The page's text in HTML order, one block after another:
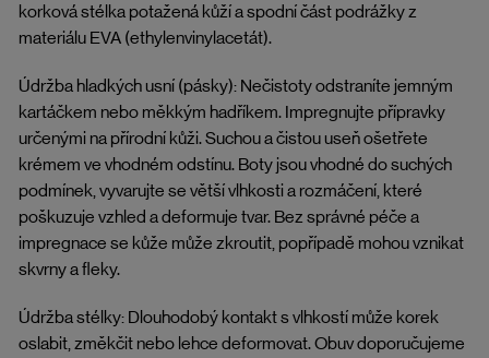
korková stélka potažená kůží a spodní část podrážky z
materiálu EVA (ethylenvinylacetát).
Údržba hladkých usní (pásky): Nečistoty odstraníte jemným
kartáčkem nebo měkkým hadříkem. Impregnujte přípravky
určenými na přírodní kůži. Suchou a čistou useň ošetřete
krémem ve vhodném odstínu. Boty jsou vhodné do suchých
podmínek, vyvarujte se větší vlhkosti a rozmáčení, které
poškuzuje vzhled a deformuje tvar. Bez správné péče a
impregnace se kůže může zkroutit, popřípadě mohou vznikat
skvrny a fleky.
Údržba stélky: Dlouhodobý kontakt s vlhkostí může korek
oslabit, změkčit nebo lehce deformovat. Obuv doporučujeme